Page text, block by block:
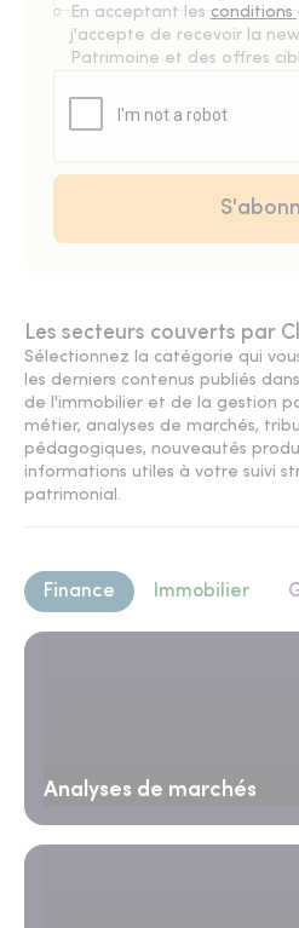
En acceptant les conditions
j'accepte de recevoir la
Patrimoine et des offres
Les secteurs couverts par
Sélectionnez la catégorie qui
les derniers contenus publiés
de l'immobilier et de la gestion
métier, analyses de marchés,
pédagogiques, nouveautés
informations utiles à votre suivi
patrimonial.
Finance Immobilier
Analyses de marchés